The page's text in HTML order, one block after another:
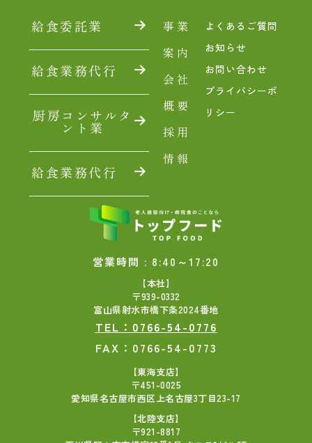
給食委託業
給食業務代行
厨房コンサルタ
ント業
給食業務代行
事業
案内
会社
概要
採用
情報
よくあるご質問
お知らせ
お問い合わせ
プライバシーポ
リシー
営業時間 : 8:40～17:20
【本社】
〒939-0332
富山県射水市橋下条2024番地
TEL：0766-54-0776
FAX：0766-54-0773
【東海支店】
〒451-0025
愛知県名古屋市西区上名古屋3丁目23-17
【北陸支店】
〒921-8817